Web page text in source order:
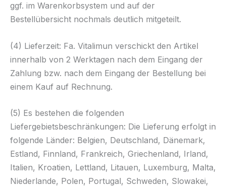
ggf. im Warenkorbsystem und auf der
Bestellübersicht nochmals deutlich mitgeteilt.
(4) Lieferzeit: Fa. Vitalimun verschickt den Artikel
innerhalb von 2 Werktagen nach dem Eingang der
Zahlung bzw. nach dem Eingang der Bestellung bei
einem Kauf auf Rechnung.
(5) Es bestehen die folgenden
Liefergebietsbeschränkungen: Die Lieferung erfolgt in
folgende Länder: Belgien, Deutschland, Dänemark,
Estland, Finnland, Frankreich, Griechenland, Irland,
Italien, Kroatien, Lettland, Litauen, Luxemburg, Malta,
Niederlande, Polen, Portugal, Schweden, Slowakei,